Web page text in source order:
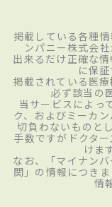
掲載している各種
ンパニー株式会
出来るだけ正確な
に保
掲載されている医
必ず該当の
当サービスによっ
ク、およびミーカ
切負わないものと
手数ですがドクタ
けま
なお、「マイナン
関」の情報につき
情